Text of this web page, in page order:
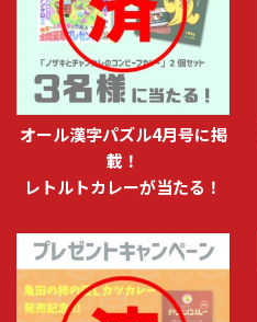
オール漢字パズル4月号に掲
載！
レトルトカレーが当たる！